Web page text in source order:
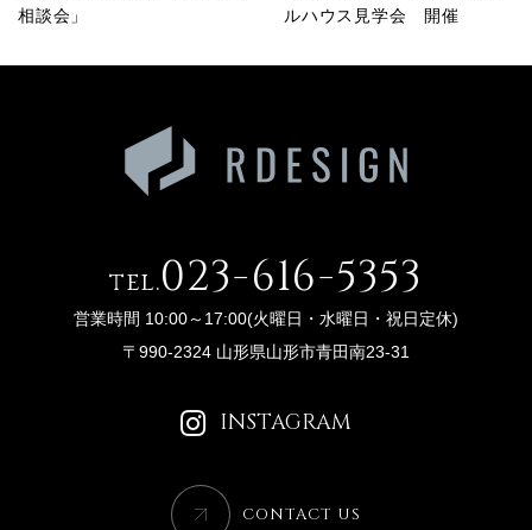
相談会」
ルハウス見学会 開催
tel.023-616-5353
営業時間 10:00～17:00(火曜日・水曜日・祝日定休)
〒990-2324 山形県山形市青田南23-31
INSTAGRAM
CONTACT US